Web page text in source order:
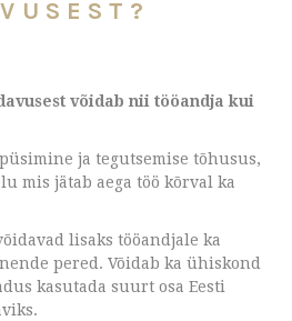
võidab nii tööandja kui
ja tegutsemise tõhusus,
mis jätab aega töö kõrval ka
lisaks tööandjale ka
pered. Võidab ka ühiskond
kasutada suurt osa Eesti